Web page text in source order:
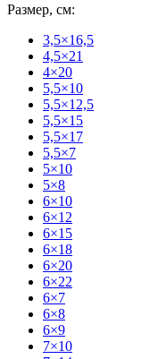
Размер, см:
3,5×16,5
4,5×21
4×20
5,5×10
5,5×12,5
5,5×15
5,5×17
5,5×7
5×10
5×8
6×10
6×12
6×15
6×18
6×20
6×22
6×7
6×8
6×9
7×10